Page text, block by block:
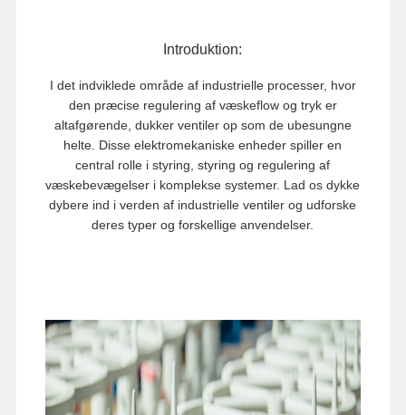
Introduktion:
I det indviklede område af industrielle processer, hvor
den præcise regulering af væskeflow og tryk er
altafgørende, dukker ventiler op som de ubesungne
helte. Disse elektromekaniske enheder spiller en
central rolle i styring, styring og regulering af
væskebevægelser i komplekse systemer. Lad os dykke
dybere ind i verden af ​​industrielle ventiler og udforske
deres typer og forskellige anvendelser.